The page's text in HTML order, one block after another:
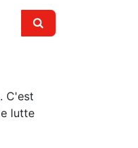
C'est
lutte